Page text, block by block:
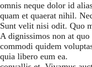
omnis neque dolor id
quam et quaerat nihil.
Sunt velit nisi odit. Quo
A dignissimos non at
commodi quidem
quia libero eum ea.